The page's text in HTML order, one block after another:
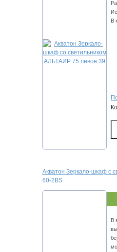
В
Акватон Зеркало-шкаф c
60-2BS
В